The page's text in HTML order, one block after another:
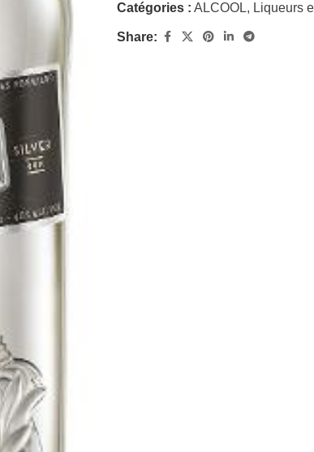
Catégories : ALCOOL, Liqueurs
Share: